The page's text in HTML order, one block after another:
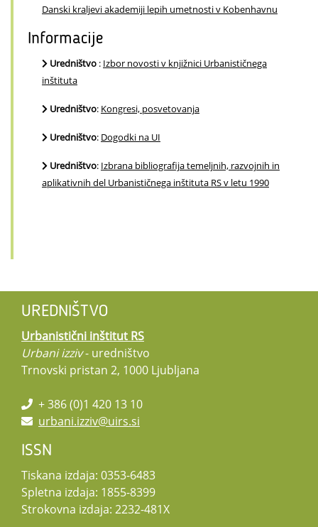
Danski kraljevi akademiji lepih umetnosti v Kobenhavnu
Informacije
Uredništvo : Izbor novosti v knjižnici Urbanističnega
inštituta
Uredništvo: Kongresi, posvetovanja
Uredništvo: Dogodki na UI
Uredništvo: Izbrana bibliografija temeljnih, razvojnih in
aplikativnih del Urbanističnega inštituta RS v letu 1990
UREDNIŠTVO
Urbanistični inštitut RS
Urbani izziv- uredništvo
Trnovski pristan 2, 1000 Ljubljana
+ 386 (0)1 420 13 10
urbani.izziv@uirs.si
ISSN
Tiskana izdaja: 0353-6483
Spletna izdaja: 1855-8399
Strokovna izdaja: 2232-481X